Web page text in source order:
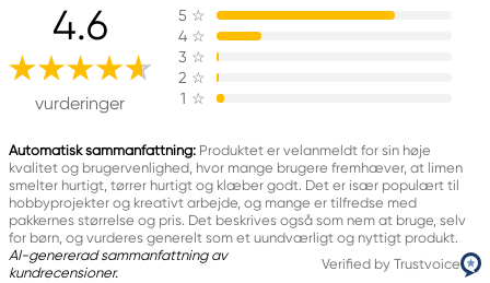
Panduro Hobby
Panduro
205 14 Malmö, Sweden
www.panduro.com
4.6
vurderinger
5 ☆
4 ☆
3 ☆
2 ☆
1 ☆
Automatisk sammanfattning: Produktet er velanmeldt for sin høje
kvalitet og brugervenlighed, hvor mange brugere fremhæver, at limen
smelter hurtigt, tørrer hurtigt og klæber godt. Det er især populært til
hobbyprojekter og kreativt arbejde, og mange er tilfredse med
pakkernes størrelse og pris. Det beskrives også som nem at bruge, selv
for børn, og vurderes generelt som et uundværligt og nyttigt produkt.
AI-genererad sammanfattning av
kundrecensioner.
Verified by Trustvoice